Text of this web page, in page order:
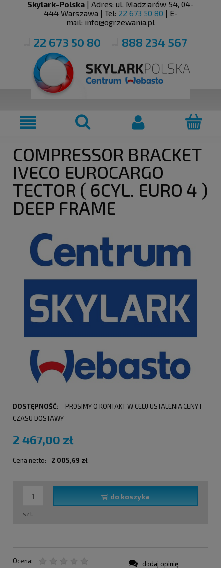
Skylark-Polska | Adres: ul. Madziarów 54, 04-
444 Warszawa | Tel: 22 673 50 80 | E-
mail: info@ogrzewania.pl
22 673 50 80 888 234 567
COMPRESSOR BRACKET
IVECO EUROCARGO
TECTOR ( 6CYL. EURO 4 )
DEEP FRAME
DOSTĘPNOŚĆ:
PROSIMY O KONTAKT W CELU USTALENIA CENY I
CZASU DOSTAWY
2 467,00 zł
Cena netto: 2 005,69 zł
szt.
do koszyka
Ocena:
dodaj opinię